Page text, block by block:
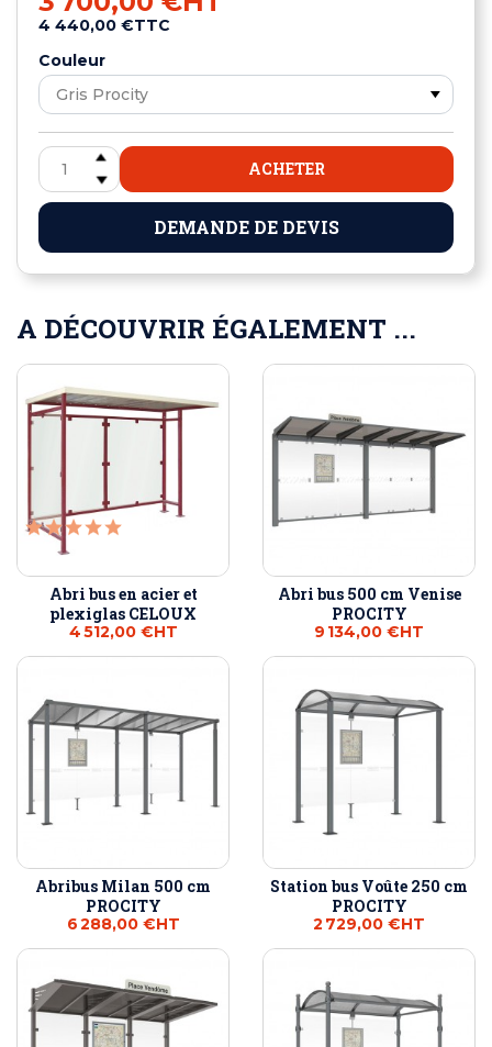
4 440,00 €TTC
Couleur
ACHETER
DEMANDE DE DEVIS
A DÉCOUVRIR ÉGALEMENT ...
Abri bus en acier et
plexiglas CELOUX
4 512,00 €HT
Abri bus 500 cm Venise
PROCITY
9 134,00 €HT
Abribus Milan 500 cm
PROCITY
6 288,00 €HT
Station bus Voûte 250 cm
PROCITY
2 729,00 €HT